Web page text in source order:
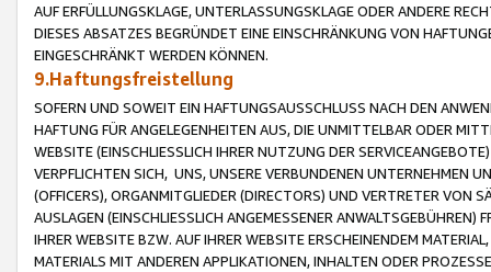
AUF ERFÜLLUNGSKLAGE, UNTERLASSUNGSKLAGE ODER ANDERE
DIESES ABSATZES BEGRÜNDET EINE EINSCHRÄNKUNG VON
EINGESCHRÄNKT WERDEN KÖNNEN.
9.Haftungsfreistellung
SOFERN UND SOWEIT EIN HAFTUNGSAUSSCHLUSS NACH DEN
HAFTUNG FÜR ANGELEGENHEITEN AUS, DIE UNMITTELBAR ODER
WEBSITE (EINSCHLIESSLICH IHRER NUTZUNG DER
VERPFLICHTEN SICH, UNS, UNSERE VERBUNDENEN UNTERNEHMEN
(OFFICERS), ORGANMITGLIEDER (DIRECTORS) UND VERTRETER VON
AUSLAGEN (EINSCHLIESSLICH ANGEMESSENER
IHRER WEBSITE BZW. AUF IHRER WEBSITE ERSCHEINENDEM
MATERIALS MIT ANDEREN APPLIKATIONEN, INHALTEN ODER